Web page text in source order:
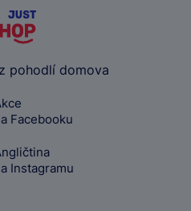
pohodlí domova
Facebooku
Instagramu